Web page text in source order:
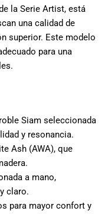
o
la Serie Artist, está
una calidad de
superior. Este modelo
para una
Siam seleccionada
y resonancia.
Ash (AWA), que
a mano,
claro.
para mayor confort y